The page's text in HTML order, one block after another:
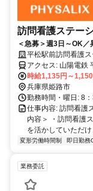
訪問看護ステー
＜急募＞週3日～OK
（駐車場あり）
平松駅前訪問看護
アクセス: 山
時給1,135円～
兵庫県姫路市
勤務時間・曜日: 8
仕事内容: 訪問看護
内容＞ ・訪問看護
を活かしていただ
変形労働時間制 即日勤務
業務委託